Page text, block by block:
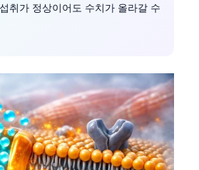
취가 정상이어도 수치가 올라갈 수